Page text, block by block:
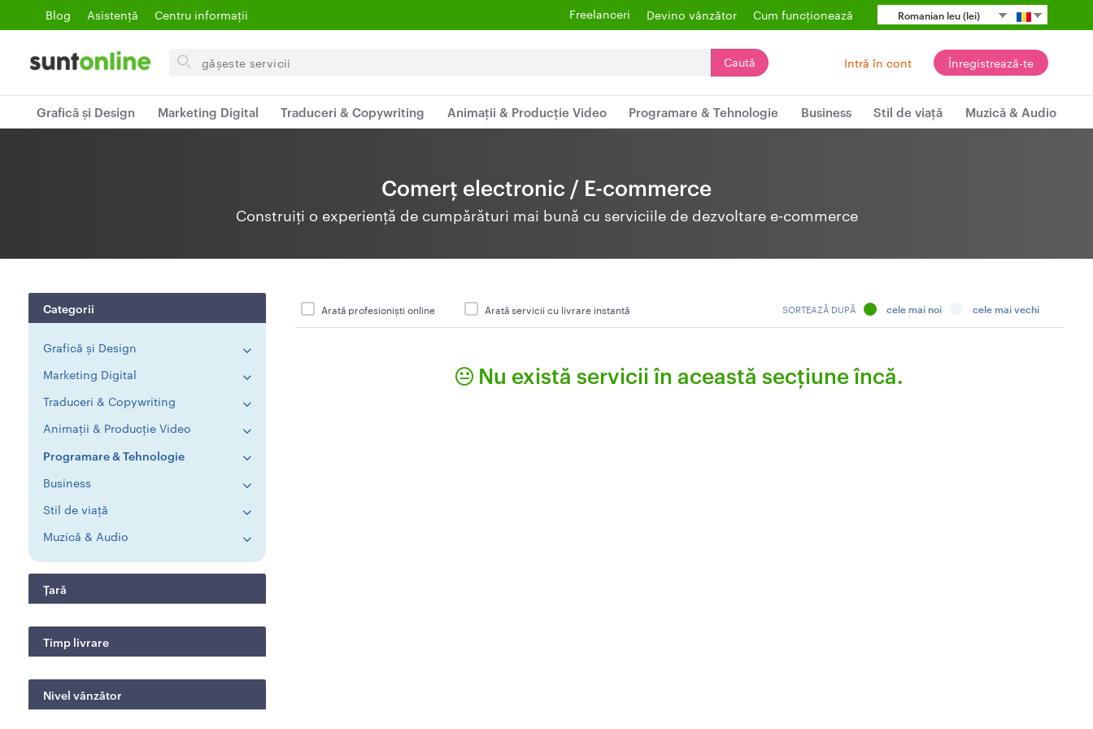
Blog Asistență Centru informații Romanian leu (lei)
Freelanceri Devino vânzător Cum funcționează
Search
Caută Intră în cont Înregistrează-te
Grafică și Design Marketing Digital Traduceri & Copywriting Animații & Producție Video Programare & Tehnologie Business Stil de viață Muzică & Audio
Comerț electronic / E-commerce
Construiți o experiență de cumpărături mai bună cu serviciile de dezvoltare e-commerce
Categorii
Grafică și Design
Marketing Digital
Traduceri & Copywriting
Animații & Producție Video
Programare & Tehnologie
Business
Stil de viață
Muzică & Audio
Țară
Timp livrare
Nivel vânzător
Arată profesioniști online Arată servicii cu livrare instantă SORTEAZĂ DUPĂ cele mai noi cele mai vechi
Nu există servicii în această secțiune încă.